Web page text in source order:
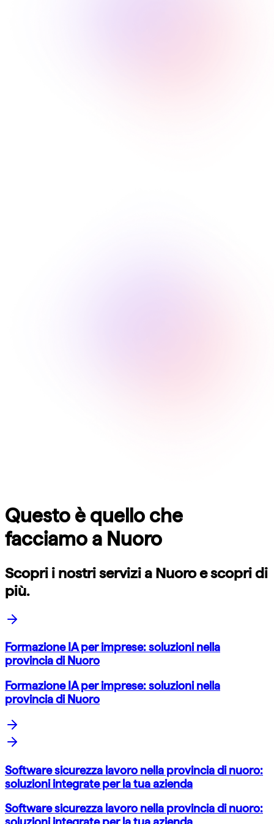
Questo è quello che
facciamo a Nuoro
Scopri i nostri servizi a Nuoroe scopri di
più.
Formazione IA per imprese: soluzioni nella
provincia di Nuoro
Formazione IA per imprese: soluzioni nella
provincia di Nuoro
Software sicurezza lavoro nella provincia di nuoro:
soluzioni integrate per la tua azienda
Software sicurezza lavoro nella provincia di nuoro: